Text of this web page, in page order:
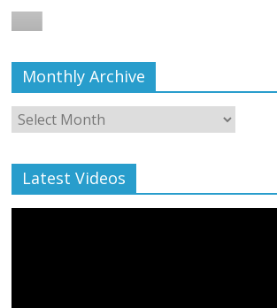
Monthly Archive
Monthly
Archive
Latest Videos